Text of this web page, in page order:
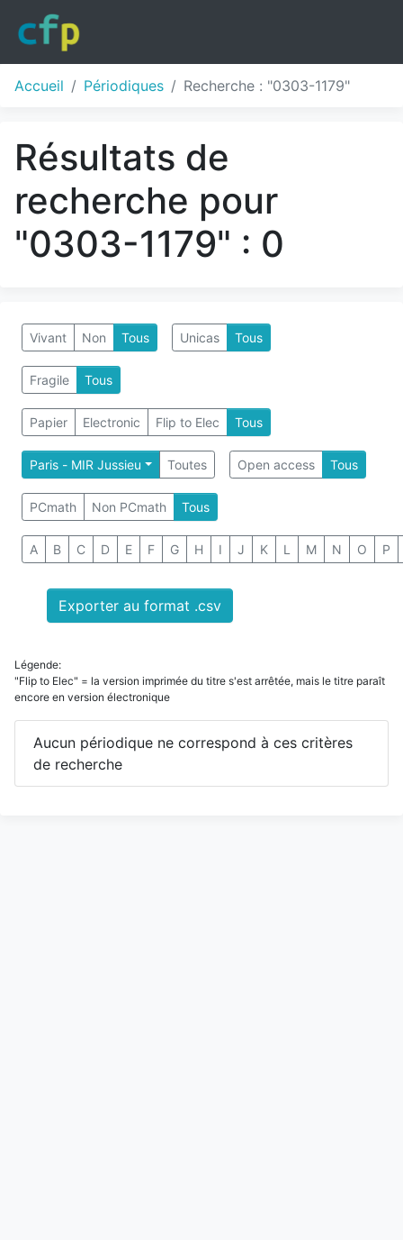
Accueil Périodiques Recherche : "0303-1179"
Résultats de
recherche pour
"0303-1179" : 0
Vivant Non Tous Unicas Tous
Fragile Tous
Papier Electronic Flip to Elec Tous
Paris - MIR Jussieu Toutes Open access Tous
PCmath Non PCmath Tous
A B C D E F G H I J K L M N O P
Exporter au format .csv
Légende:
"Flip to Elec" = la version imprimée du titre s'est arrêtée, mais le titre paraît
encore en version électronique
Aucun périodique ne correspond à ces critères
de recherche